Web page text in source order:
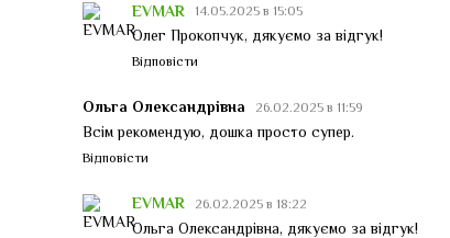
EVMAR 14.05.2025 в 15:05
Олег Прокопчук, дякуємо за відгук!
Відповісти
Ольга Олександрівна 26.02.2025 в 11:59
Всім рекомендую, дошка просто супер.
Відповісти
EVMAR 26.02.2025 в 18:22
Ольга Олександрівна, дякуємо за відгук!